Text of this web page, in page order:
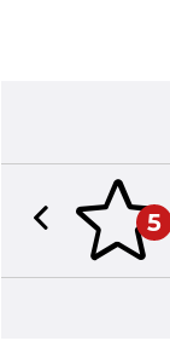
5
Previous slide